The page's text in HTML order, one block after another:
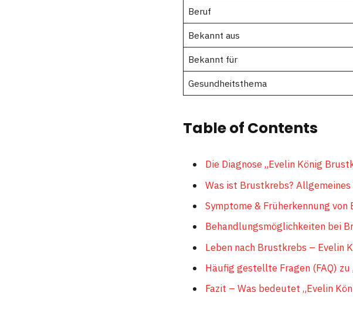
Beruf
Bekannt aus
Bekannt für
Gesundheitsthema
Table of Contents
Die Diagnose „Evelin König
Was ist Brustkrebs?
Symptome & Früherkennung von
Behandlungsmöglichkeiten bei
Leben nach Brustkrebs – Evelin
Häufig gestellte Fragen (FAQ)
Fazit – Was bedeutet „Evelin